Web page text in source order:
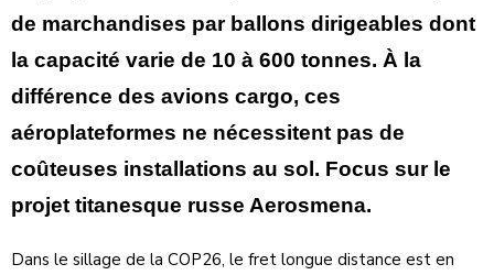
de marchandises par ballons dirigeables dont
la capacité varie de 10 à 600 tonnes. À la
différence des avions cargo, ces
aéroplateformes ne nécessitent pas de
coûteuses installations au sol. Focus sur le
projet titanesque russe Aerosmena.
Dans le sillage de la COP26, le fret longue distance est en